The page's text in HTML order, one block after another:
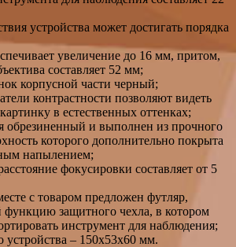
устройства может достигать порядка
увеличение до 16 мм, притом,
составляет 52 мм;
корпусной части черный;
контрастности позволяют видеть
в естественных оттенках;
обрезиненный и выполнен из прочного
которого дополнительно покрыта
напылением;
фокусировки составляет от 5
с товаром предложен футляр,
защитного чехла, в котором
инструмент для наблюдения;
устройства – 150х53х60 мм.